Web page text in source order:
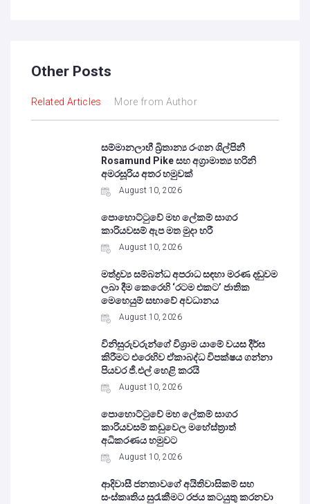
Other Posts
Related Articles More from Author
සම්මානලාභී බ්‍රිතාන්‍ය රංගන ශිල්පිනී
Rosamund Pike සහ අග්‍රාමාත්‍ය හරිනි
අමරසූරිය අතර හමුවක්
August 10, 2026
පොහොට්ටුවේ මහ ලේකම් සාගර
කාරියවසම් ඇප මත මුදා හරී
August 10, 2026
මත්ද්‍රව්‍ය සම්බන්ධ අපරාධ සඳහා මරණ දඬුවම
ලබා දීම කෙරෙහි ‘රටම එකට’ ජාතික
මෙහෙයුම් සභාවේ අවධානය
August 10, 2026
විනිසුරුවරුන්ගේ විශ්‍රාම යාමේ වයස දීර්ඝ
කිරීමට එරෙහිව ඒකාබද්ධ විපක්ෂය ගන්නා
පියවර ජී.එල් හෙළි කරයි
August 10, 2026
පොහොට්ටුවේ මහ ලේකම් සාගර
කාරියවසම් කඩුවෙල මහේස්ත්‍රාත්
අධිකරණය හමුවට
August 10, 2026
ආදිවාසී ජනතාවගේ අයිතිවාසිකම් සහ
සංස්කෘතිය සුරැකීමට රජය කටයුතු කරනවා